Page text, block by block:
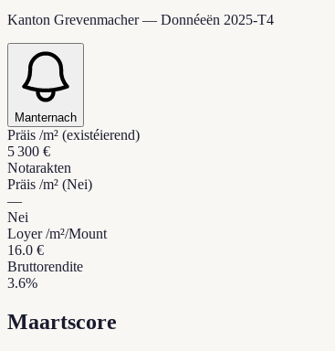
Kanton Grevenmacher — Donnéeën 2025-T4
Manternach
Präis /m² (existéierend)
5 300 €
Notarakten
Präis /m² (Nei)
—
Nei
Loyer /m²/Mount
16.0 €
Bruttorendite
3.6%
Maartscore